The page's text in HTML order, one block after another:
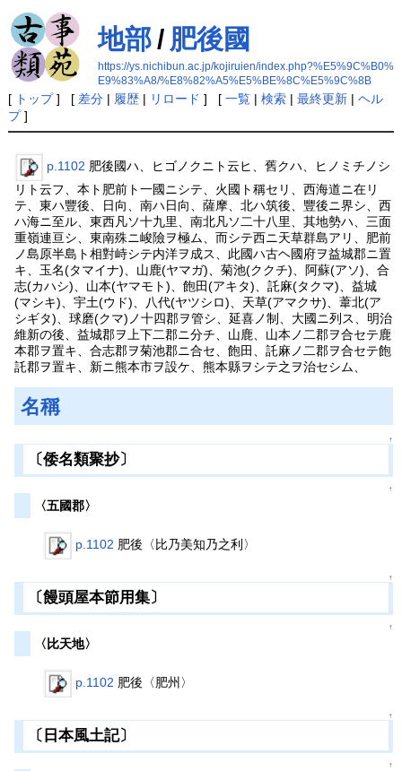
地部/ 肥後國
https://ys.nichibun.ac.jp/kojiruien/index.php?%E5%9C%B0%
E9%83%A8/%E8%82%A5%E5%BE%8C%E5%9C%8B
[ トップ] [ 差分| 履歴| リロード ] [ 一覧| 検索| 最終更新| ヘル
プ]
p.1102 肥後國ハ、ヒゴノクニト云ヒ、舊クハ、ヒノミチノシ
リト云フ、本ト肥前ト一國ニシテ、火國ト稱セリ、西海道ニ在リ
テ、東ハ豐後、日向、南ハ日向、薩摩、北ハ筑後、豐後ニ界シ、西
ハ海ニ至ル、東西凡ソ十九里、南北凡ソ二十八里、其地勢ハ、三面
重嶺連亘シ、東南殊ニ峻險ヲ極ム、而シテ西ニ天草群島アリ、肥前
ノ島原半島ト相對峙シテ内洋ヲ成ス、此國ハ古ヘ國府ヲ益城郡ニ置
キ、玉名(タマイナ)、山鹿(ヤマガ)、菊池(ククチ)、阿蘇(アソ)、合
志(カハシ)、山本(ヤマモト)、飽田(アキタ)、託麻(タクマ)、益城
(マシキ)、宇土(ウド)、八代(ヤツシロ)、天草(アマクサ)、葦北(ア
シギタ)、球磨(クマ)ノ十四郡ヲ管シ、延喜ノ制、大國ニ列ス、明治
維新の後、益城郡ヲ上下二郡ニ分チ、山鹿、山本ノ二郡ヲ合セテ鹿
本郡ヲ置キ、合志郡ヲ菊池郡ニ合セ、飽田、託麻ノ二郡ヲ合セテ飽
託郡ヲ置キ、新ニ熊本市ヲ設ケ、熊本縣ヲシテ之ヲ治セシム、
名稱
↑
〔倭名類聚抄〕
↑
〈五國郡〉
p.1102 肥後〈比乃美知乃之利〉
↑
〔饅頭屋本節用集〕
↑
〈比天地〉
p.1102 肥後〈肥州〉
↑
〔日本風土記〕
↑